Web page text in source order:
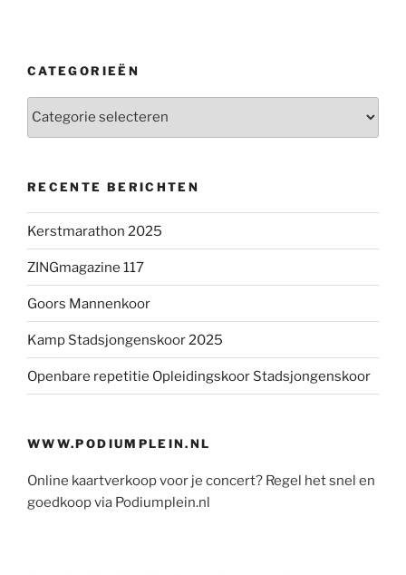
CATEGORIEËN
Categorieën
RECENTE BERICHTEN
Kerstmarathon 2025
ZINGmagazine 117
Goors Mannenkoor
Kamp Stadsjongenskoor 2025
Openbare repetitie Opleidingskoor Stadsjongenskoor
WWW.PODIUMPLEIN.NL
Online kaartverkoop voor je concert? Regel het snel en
goedkoop via Podiumplein.nl